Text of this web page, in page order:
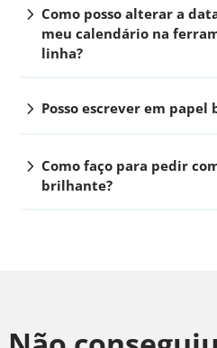
chevron_right Como posso alterar a
meu calendário na
linha?
chevron_right Posso escrever em papel
chevron_right Como faço para pedir
brilhante?